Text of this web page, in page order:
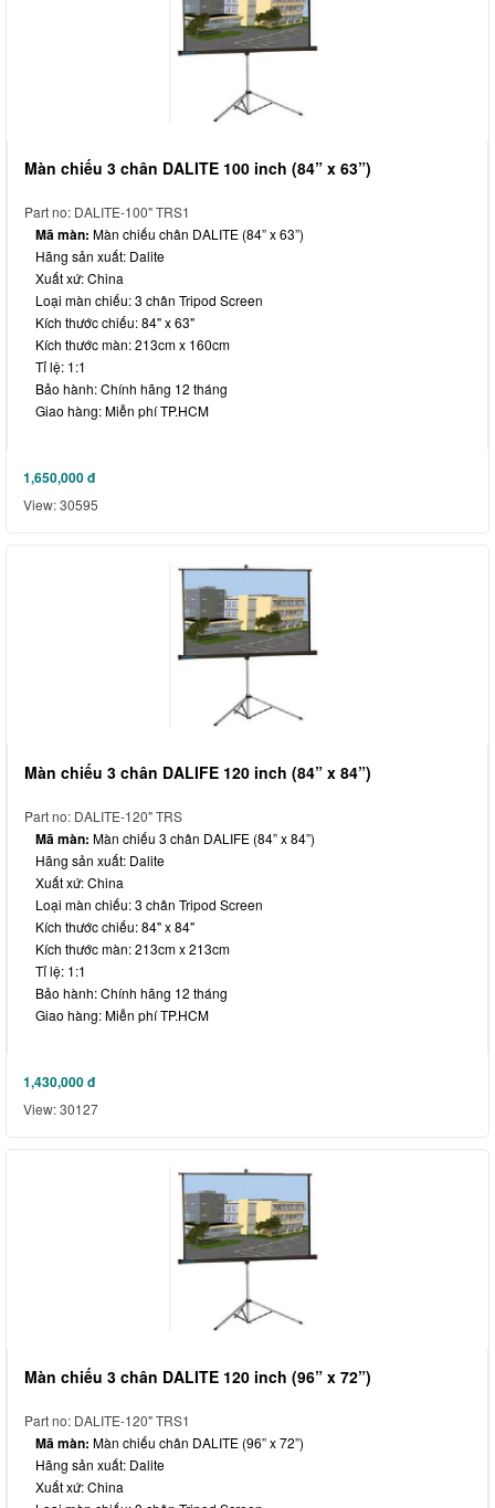
Màn chiếu 3 chân DALITE 100 inch (84” x 63”)
Part no: DALITE-100" TRS1
Mã màn: Màn chiếu chân DALITE (84” x 63”)
Hãng sản xuất: Dalite
Xuất xứ: China
Loại màn chiếu: 3 chân Tripod Screen
Kích thước chiếu: 84" x 63"
Kích thước màn: 213cm x 160cm
Tỉ lệ: 1:1
Bảo hành: Chính hãng 12 tháng
Giao hàng: Miễn phí TP.HCM
1,650,000đ
View: 30595
Màn chiếu 3 chân DALIFE 120 inch (84” x 84”)
Part no: DALITE-120" TRS
Mã màn: Màn chiếu 3 chân DALIFE (84” x 84”)
Hãng sản xuất: Dalite
Xuất xứ: China
Loại màn chiếu: 3 chân Tripod Screen
Kích thước chiếu: 84" x 84"
Kích thước màn: 213cm x 213cm
Tỉ lệ: 1:1
Bảo hành: Chính hãng 12 tháng
Giao hàng: Miễn phí TP.HCM
1,430,000đ
View: 30127
Màn chiếu 3 chân DALITE 120 inch (96” x 72”)
Part no: DALITE-120" TRS1
Mã màn: Màn chiếu chân DALITE (96” x 72”)
Hãng sản xuất: Dalite
Xuất xứ: China